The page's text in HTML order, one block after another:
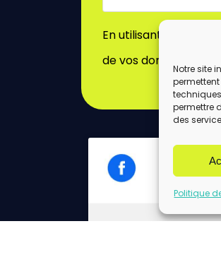
Notre site
permettre
des
Politique
En utilisant ce
de vos données par